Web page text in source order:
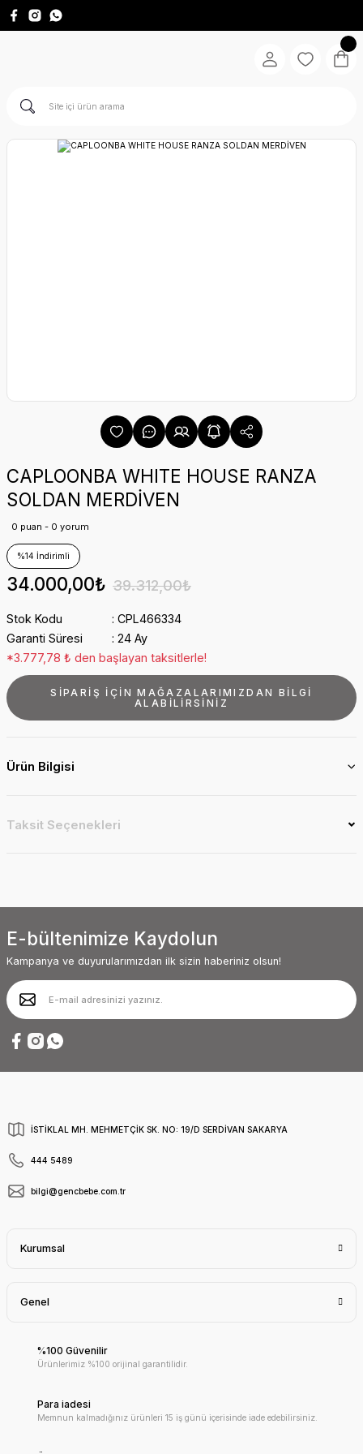
CAPLOONBA WHITE HOUSE RANZA
SOLDAN MERDİVEN
0 puan - 0 yorum
%14 İndirimli
34.000,00₺ 39.312,00₺
Stok Kodu
CPL466334
Garanti Süresi
24 Ay
*3.777,78 ₺ den başlayan taksitlerle!
SİPARİŞ İÇİN MAĞAZALARIMIZDAN BİLGİ
ALABİLİRSİNİZ
Ürün Bilgisi
Taksit Seçenekleri
E-bültenimize Kaydolun
Kampanya ve duyurularımızdan ilk sizin haberiniz olsun!
İSTİKLAL MH. MEHMETÇİK SK. NO: 19/D SERDİVAN SAKARYA
444 5489
bilgi@gencbebe.com.tr
Kurumsal
Genel
%100 Güvenilir
Ürünlerimiz %100 orijinal garantilidir.
Para iadesi
Memnun kalmadığınız ürünleri 15 iş günü içerisinde iade edebilirsiniz.